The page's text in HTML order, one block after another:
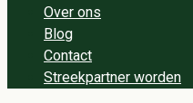
Over ons
Blog
Contact
Streekpartner worden